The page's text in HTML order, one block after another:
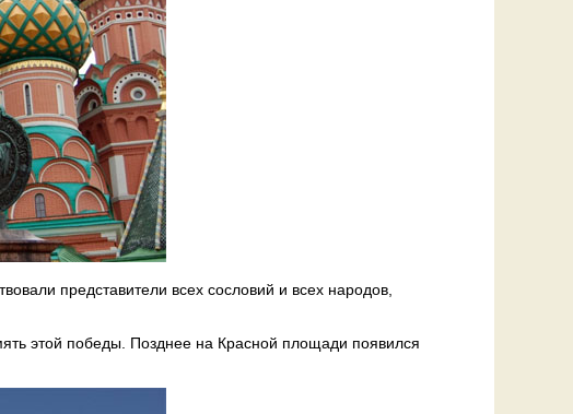
представители всех сословий и всех народов,
этой победы. Позднее на Красной площади появился